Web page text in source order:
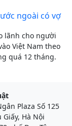
ngoài có vợ
lãnh cho người
Việt Nam theo
quá 12 tháng.
Plaza Số 125
Hà Nội